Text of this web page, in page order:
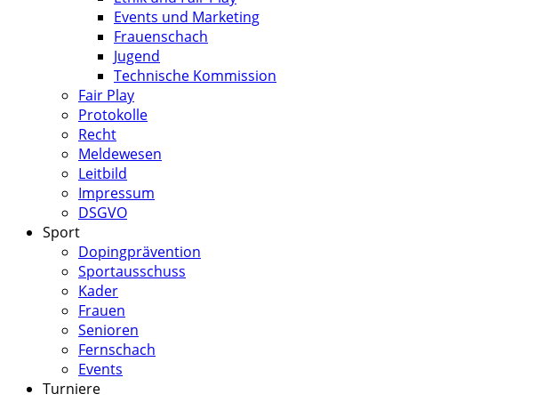
Events und Marketing
Frauenschach
Jugend
Technische Kommission
Fair Play
Protokolle
Recht
Meldewesen
Leitbild
Impressum
DSGVO
Sport
Dopingprävention
Sportausschuss
Kader
Frauen
Senioren
Fernschach
Events
Turniere